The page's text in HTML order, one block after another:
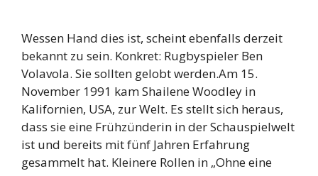
Wessen Hand dies ist, scheint ebenfalls derzeit
bekannt zu sein. Konkret: Rugbyspieler Ben
Volavola. Sie sollten gelobt werden.Am 15.
November 1991 kam Shailene Woodley in
Kalifornien, USA, zur Welt. Es stellt sich heraus,
dass sie eine Frühzünderin in der Schauspielwelt
ist und bereits mit fünf Jahren Erfahrung
gesammelt hat. Kleinere Rollen in „Ohne eine